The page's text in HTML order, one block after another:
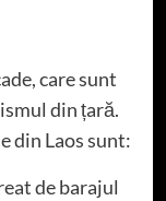
care sunt
din țară.
din Laos sunt:
de barajul